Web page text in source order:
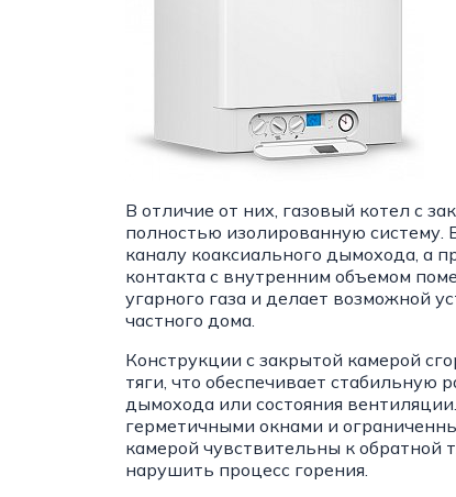
В отличие от них, газовый котел с
полностью изолированную систему.
каналу коаксиального дымохода, а
контакта с внутренним объемом
угарного газа и делает возможной
частного дома.
Конструкции с закрытой камерой
тяги, что обеспечивает стабильную
дымохода или состояния
герметичными окнами и
камерой чувствительны к обратной
нарушить процесс горения.